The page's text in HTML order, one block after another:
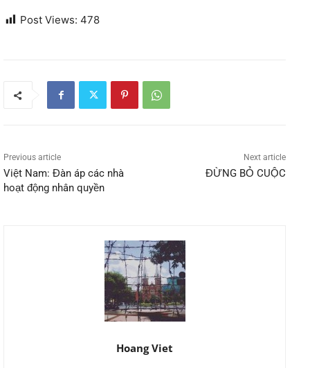
Post Views: 478
Previous article
Việt Nam: Đàn áp các nhà
hoạt động nhân quyền
Next article
ĐỪNG BỎ CUỘC
Hoang Viet